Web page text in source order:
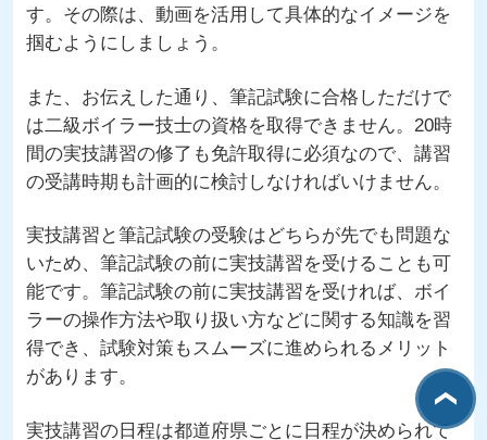
す。その際は、動画を活用して具体的なイメージを
掴むようにしましょう。
また、お伝えした通り、筆記試験に合格しただけで
は二級ボイラー技士の資格を取得できません。20時
間の実技講習の修了も免許取得に必須なので、講習
の受講時期も計画的に検討しなければいけません。
実技講習と筆記試験の受験はどちらが先でも問題な
いため、筆記試験の前に実技講習を受けることも可
能です。筆記試験の前に実技講習を受ければ、ボイ
ラーの操作方法や取り扱い方などに関する知識を習
得でき、試験対策もスムーズに進められるメリット
があります。
実技講習の日程は都道府県ごとに日程が決められて